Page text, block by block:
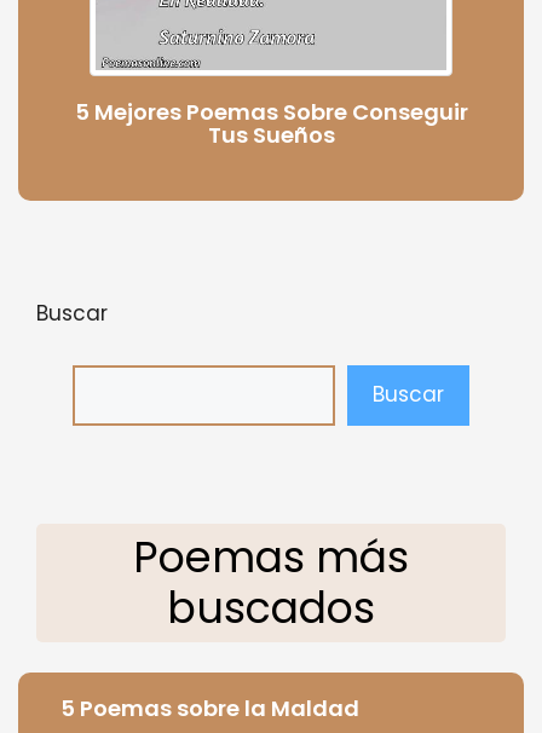
5 Mejores Poemas Sobre Conseguir
Tus Sueños
Buscar
Buscar
Poemas más
buscados
5 Poemas sobre la Maldad